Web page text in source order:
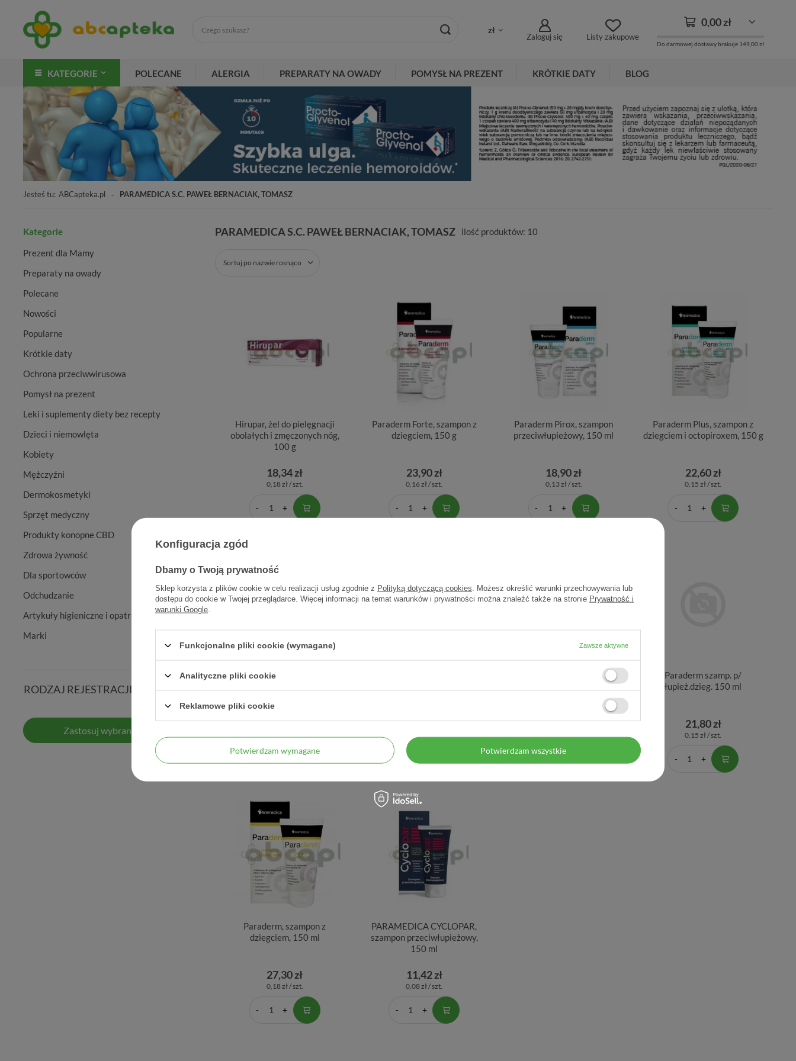
zł
Zaloguj się Listy zakupowe
0,00 zł
Do darmowej dostawy brakuje 149,00 zł
KATEGORIE POLECANE ALERGIA PREPARATY NA OWADY POMYSŁ NA PREZENT KRÓTKIE DATY BLOG
Jesteś tu: ABCapteka.pl PARAMEDICA S.C. PAWEŁ BERNACIAK, TOMASZ
Kategorie
Prezent dla Mamy
Preparaty na owady
Polecane
Nowości
Popularne
Krótkie daty
Ochrona przeciwwirusowa
Pomysł na prezent
Leki i suplementy diety bez recepty
Dzieci i niemowlęta
Kobiety
Mężczyźni
Dermokosmetyki
Sprzęt medyczny
Produkty konopne CBD
Zdrowa żywność
Dla sportowców
Odchudzanie
Artykuły higieniczne i opatrunkowe
Marki
RODZAJ REJESTRACJI
Zastosuj wybrane filtry
PARAMEDICA S.C. PAWEŁ BERNACIAK, TOMASZ ilość produktów: 10
Sortuj po nazwie rosnąco
Hirupar, żel do pielęgnacji
obolałych i zmęczonych nóg,
100 g
18,34 zł
0,18 zł / szt.
Paraderm Forte, szampon z
dziegciem, 150 g
23,90 zł
0,16 zł / szt.
Paraderm Pirox, szampon
przeciwłupieżowy, 150 ml
18,90 zł
0,13 zł / szt.
Paraderm Plus, szampon z
dziegciem i octopiroxem, 150 g
22,60 zł
0,15 zł / szt.
Paraderm Psoric D, krem, 85 g
0,21 zł / szt. 0,21 zł / szt.
Paraderm Salic, szampon
keratolityczny z kwasem
salicylowym i ichtiolem, 150 g
0,12 zł / szt.
Paraderm szamp. p/
łupież.dzieg. 150 ml
21,80 zł
0,15 zł / szt.
Paraderm, szampon z
dziegciem, 150 ml
27,30 zł
0,18 zł / szt.
PARAMEDICA CYCLOPAR,
szampon przeciwłupieżowy,
150 ml
11,42 zł
0,08 zł / szt.
Konfiguracja zgód
Dbamy o Twoją prywatność
Sklep korzysta z plików cookie w celu realizacji usług zgodnie z Polityką dotyczącą cookies . Możesz określić warunki przechowywania lub
dostępu do cookie w Twojej przeglądarce. Więcej informacji na temat warunków i prywatności można znaleźć także na stronie Prywatność i
warunki Google
Funkcjonalne pliki cookie (wymagane) Zawsze aktywne
Analityczne pliki cookie
Reklamowe pliki cookie
Potwierdzam wymagane Potwierdzam wszystkie